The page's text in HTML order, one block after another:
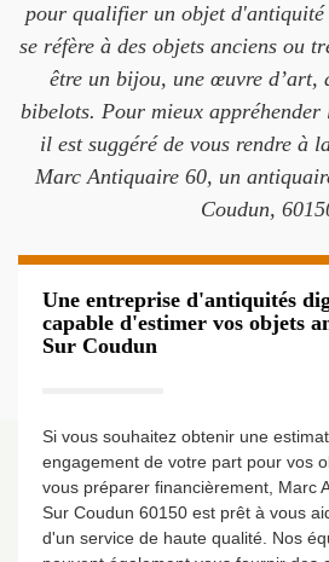
pour qualifier un objet
se réfère à des objets anciens ou
être un bijou, une œuvre d’art,
bibelots. Pour mieux
il est suggéré de vous rendre à
Marc Antiquaire 60, un
Coudun,
Une entreprise d'antiquités
capable d'estimer vos objets
Sur Coudun
Si vous souhaitez obtenir une
engagement de votre part pour vos
vous préparer financièrement, Marc
Sur Coudun 60150 est prêt à vous
d'un service de haute qualité. Nos